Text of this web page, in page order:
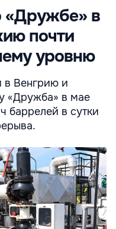
«Дружбе» в
почти
уровню
в Венгрию и
«Дружба» в мае
баррелей в сутки